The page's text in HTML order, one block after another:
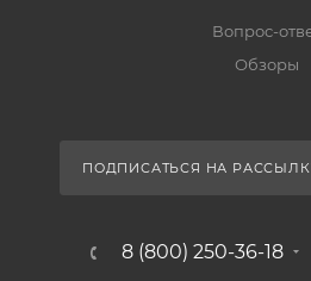
Вопрос-
Обзоры
ПОДПИСАТЬСЯ НА
8 (800) 250-36-18